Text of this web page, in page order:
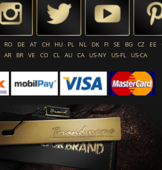
RO DE AT CH HU PL NL DK FI SE BG CZ EE
AR BR VE CO CL AU CA US-NY US-FL US-CA